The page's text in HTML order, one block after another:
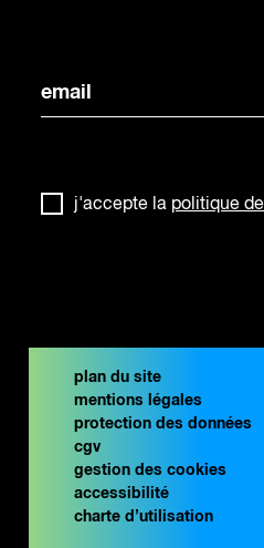
j'accepte la politique
plan du site
mentions légales
protection des données
cgv
gestion des cookies
accessibilité
charte d’utilisation